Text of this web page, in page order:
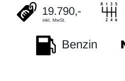
19.790,-
inkl. MwSt.
Benzin